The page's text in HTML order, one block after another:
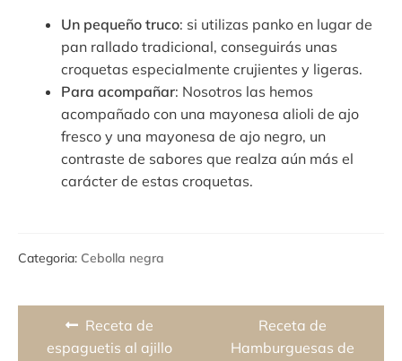
Un pequeño truco: si utilizas panko en lugar de
pan rallado tradicional, conseguirás unas
croquetas especialmente crujientes y ligeras.
Para acompañar: Nosotros las hemos
acompañado con una mayonesa alioli de ajo
fresco y una mayonesa de ajo negro, un
contraste de sabores que realza aún más el
carácter de estas croquetas.
Categoria: Cebolla negra
Navegación
Previous
post:
Receta de
espaguetis al ajillo
Next
post:
Receta de
Hamburguesas de